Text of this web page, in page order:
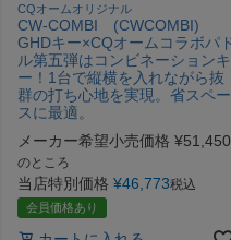
CQオームオリジナル
CW-COMBI (CWCOMBI)
GHDキー×CQオームコラボパ
ル第五弾はコンビネーションキ
ー！1台で縦横を入れながら抜
群の打ち心地を実現。省スペー
スに最適。
メーカー希望小売価格 ¥51,450
のところ
当店特別価格 ¥46,773税込
会員価格あり